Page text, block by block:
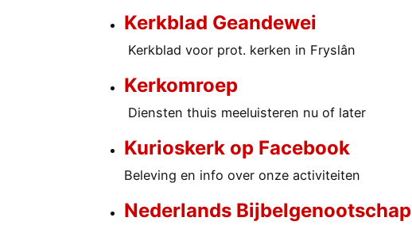
Kerkblad Geandewei
Kerkblad voor prot. kerken in Fryslân
Kerkomroep
Diensten thuis meeluisteren nu of later
Kurioskerk op Facebook
Beleving en info over onze activiteiten
Nederlands Bijbelgenootschap